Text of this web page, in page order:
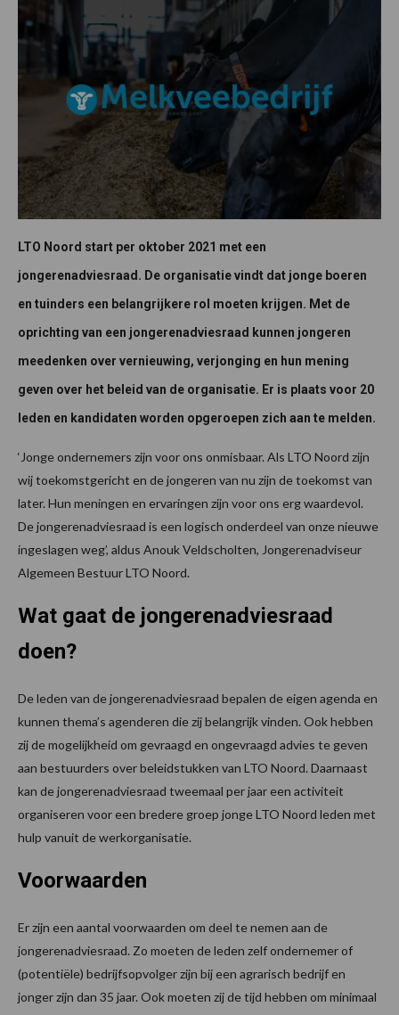
LTO Noord start per oktober 2021 met een
jongerenadviesraad. De organisatie vindt dat jonge boeren
en tuinders een belangrijkere rol moeten krijgen. Met de
oprichting van een jongerenadviesraad kunnen jongeren
meedenken over vernieuwing, verjonging en hun mening
geven over het beleid van de organisatie. Er is plaats voor 20
leden en kandidaten worden opgeroepen zich aan te melden.
‘Jonge ondernemers zijn voor ons onmisbaar. Als LTO Noord zijn
wij toekomstgericht en de jongeren van nu zijn de toekomst van
later. Hun meningen en ervaringen zijn voor ons erg waardevol.
De jongerenadviesraad is een logisch onderdeel van onze nieuwe
ingeslagen weg’, aldus Anouk Veldscholten, Jongerenadviseur
Algemeen Bestuur LTO Noord.
Wat gaat de jongerenadviesraad
doen?
De leden van de jongerenadviesraad bepalen de eigen agenda en
kunnen thema’s agenderen die zij belangrijk vinden. Ook hebben
zij de mogelijkheid om gevraagd en ongevraagd advies te geven
aan bestuurders over beleidstukken van LTO Noord. Daarnaast
kan de jongerenadviesraad tweemaal per jaar een activiteit
organiseren voor een bredere groep jonge LTO Noord leden met
hulp vanuit de werkorganisatie.
Voorwaarden
Er zijn een aantal voorwaarden om deel te nemen aan de
jongerenadviesraad. Zo moeten de leden zelf ondernemer of
(potentiële) bedrijfsopvolger zijn bij een agrarisch bedrijf en
jonger zijn dan 35 jaar. Ook moeten zij de tijd hebben om minimaal